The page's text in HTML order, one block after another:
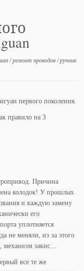
/ремонт проводов /ручник
первого поколения.
правило на 3
Причина
колодок! У прошлых
и каждую замену
его
уплотняется
не меняли, из за этого
механизм закис…
все те же